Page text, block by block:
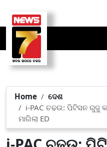
Home
ଦେଶ
i-PAC ଚଢଉ: ପିଟିସନ ରୁଜୁ
ମାଗିଲା ED